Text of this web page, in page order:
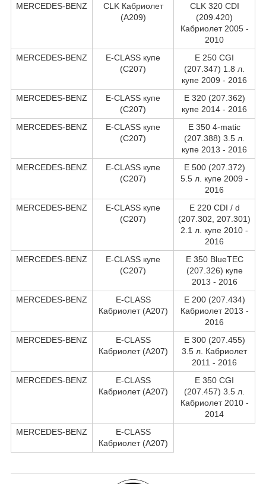
MERCEDES-BENZ
CLK Кабриолет
(A209)
CLK 320 CDI
(209.420)
Кабриолет 2005 -
2010
MERCEDES-BENZ
E-CLASS купе
(C207)
E 250 CGI
(207.347) 1.8 л.
купе 2009 - 2016
MERCEDES-BENZ
E-CLASS купе
(C207)
E 320 (207.362)
купе 2014 - 2016
MERCEDES-BENZ
E-CLASS купе
(C207)
E 350 4-matic
(207.388) 3.5 л.
купе 2013 - 2016
MERCEDES-BENZ
E-CLASS купе
(C207)
E 500 (207.372)
5.5 л. купе 2009 -
2016
MERCEDES-BENZ
E-CLASS купе
(C207)
E 220 CDI / d
(207.302, 207.301)
2.1 л. купе 2010 -
2016
MERCEDES-BENZ
E-CLASS купе
(C207)
E 350 BlueTEC
(207.326) купе
2013 - 2016
MERCEDES-BENZ
E-CLASS
Кабриолет (A207)
E 200 (207.434)
Кабриолет 2013 -
2016
MERCEDES-BENZ
E-CLASS
Кабриолет (A207)
E 300 (207.455)
3.5 л. Кабриолет
2011 - 2016
MERCEDES-BENZ
E-CLASS
Кабриолет (A207)
E 350 CGI
(207.457) 3.5 л.
Кабриолет 2010 -
2014
MERCEDES-BENZ
E-CLASS
Кабриолет (A207)